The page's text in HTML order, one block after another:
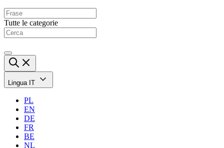
Tutte le categorie
Lingua IT
PL
EN
DE
FR
BE
NL